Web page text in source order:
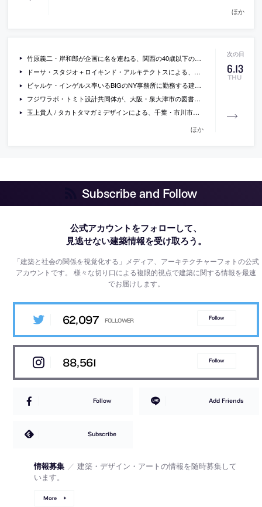
ほか
6.13
THU
竹原義二・岸和郎が企画に名を連ねる、関西の40歳以下の建築家30人の建築展「住まいをデザインする顔」が開催
ドーサ・スタジオ＋ロイキンド・アルキテクトスによる、メキシコ オクイラン・デ・アルテアガの、４つの分かれたヴォリュームからなる住宅「Rosario House」の写真
ビャルケ・インゲルス率いるBIGのNY事務所に勤務する建築家がnoteでの執筆を開始
フジワラボ・トミト設計共同体が、大阪・泉大津市の図書館設計プロポで受託候補者に
玉上貴人 / タカトタマガミデザインによる、千葉・市川市の、大型賃貸型物流施設の託児所・休憩ラウンジ・売店「ESR市川DC KLÜBB エリア」
ほか
Subscribe and Follow
公式アカウントをフォローして、
見逃せない建築情報を受け取ろう。
「建築と社会の関係を視覚化する」メディア、アーキテクチャーフォトの公式
アカウントです。様々な切り口による複眼的視点で建築に関する情報を最速
でお届けします。
62,097 Follow
88,561 Follow
Follow Add Friends
Subscribe
情報募集 ／ 建築・デザイン・アートの情報を随時募集して
います。
More